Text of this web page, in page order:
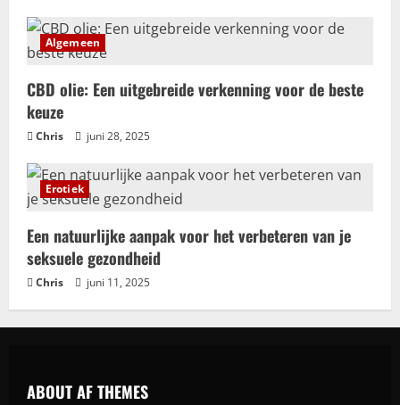
Algemeen
CBD olie: Een uitgebreide verkenning voor de beste
keuze
Chris juni 28, 2025
Erotiek
Een natuurlijke aanpak voor het verbeteren van je
seksuele gezondheid
Chris juni 11, 2025
ABOUT AF THEMES